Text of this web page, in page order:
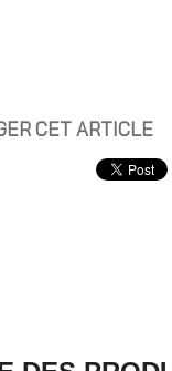
CET ARTICLE